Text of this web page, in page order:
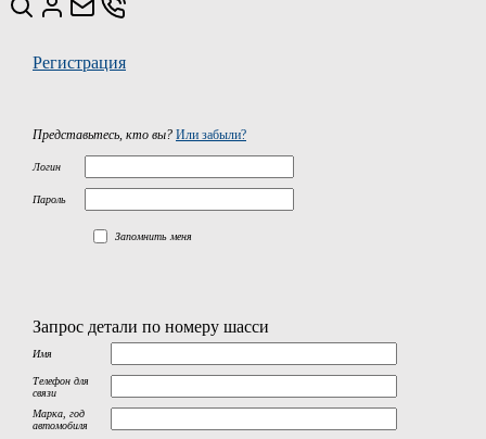
Регистрация
Представьтесь, кто вы? Или забыли?
Логин
Пароль
Запомнить меня
Запрос детали по номеру шасси
Имя
Телефон для
связи
Марка, год
автомобиля